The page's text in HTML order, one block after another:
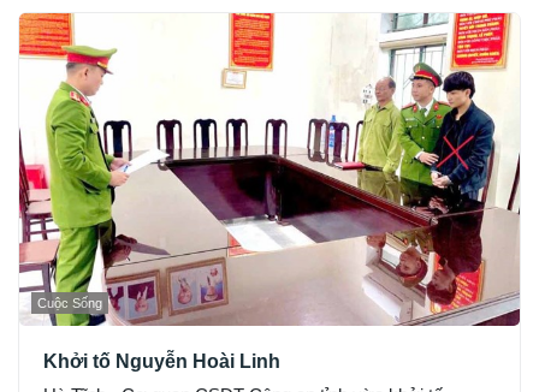
Cuộc Sống
Khởi tố Nguyễn Hoài Linh